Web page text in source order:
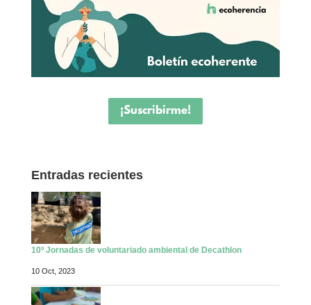
¡Suscribirme!
Entradas recientes
10º Jornadas de voluntariado ambiental de Decathlon
10 Oct, 2023